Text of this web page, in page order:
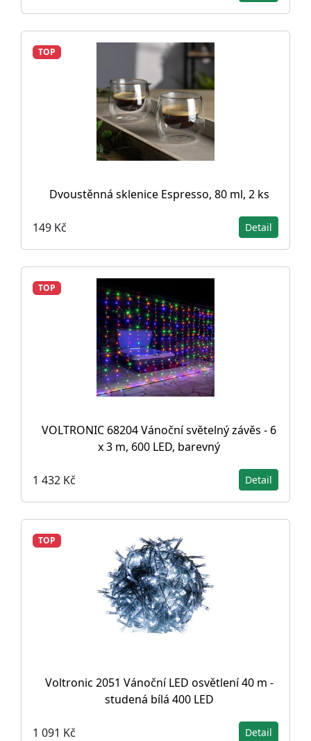
TOP
Dvoustěnná sklenice Espresso, 80 ml, 2 ks
149 Kč Detail
TOP
VOLTRONIC 68204 Vánoční světelný závěs - 6
x 3 m, 600 LED, barevný
1 432 Kč Detail
TOP
Voltronic 2051 Vánoční LED osvětlení 40 m -
studená bílá 400 LED
1 091 Kč Detail